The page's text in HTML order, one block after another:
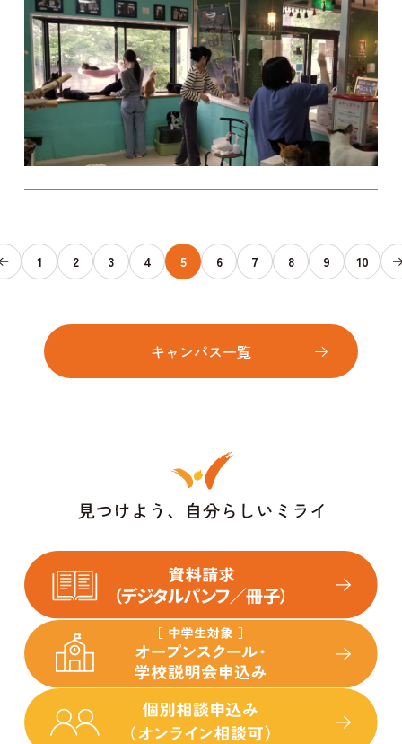
1 2 3 4 5 6 7 8 9 10
キャンパス一覧